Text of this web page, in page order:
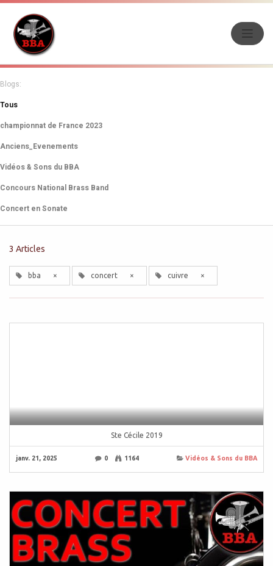
Blogs:
Tous
championnat de France 2023
Anciens_Evenements
Vidéos & Sons du BBA
Concours National Brass Band
Concert en Sonate
3 Articles
bba × concert × cuivre ×
Ste Cécile 2019
janv. 21, 2025 0 1164 Vidéos & Sons du BBA